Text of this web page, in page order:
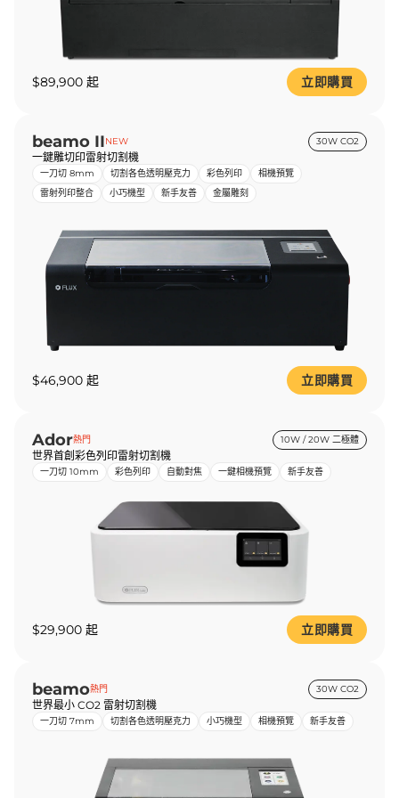
$89,900 起 立即購買
beamo IINEW 30W CO2
一鍵雕切印雷射切割機
一刀切 8mm 切割各色透明壓克力 彩色列印
相機預覽
雷射列印整合
小巧機型 新手友善 金屬雕刻
$46,900 起 立即購買
Ador熱門 10W / 20W 二極體
世界首創彩色列印雷射切割機
一刀切 10mm 彩色列印 自動對焦 一鍵相機預覽 新手友善
$29,900 起 立即購買
beamo熱門 30W CO2
世界最小 CO2 雷射切割機
一刀切 7mm 切割各色透明壓克力 小巧機型 相機預覽 新手友善